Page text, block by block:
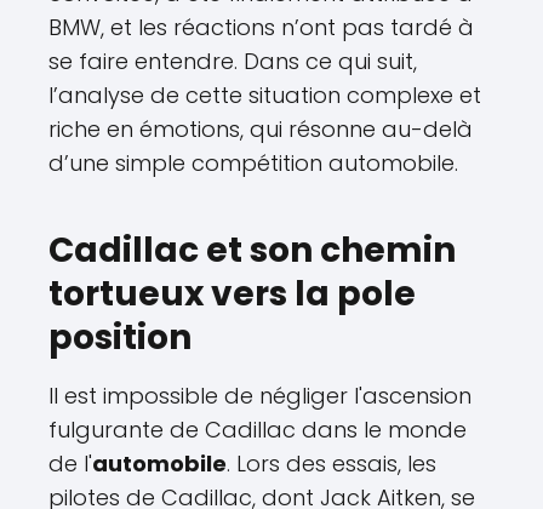
BMW, et les réactions n’ont pas tardé à
se faire entendre. Dans ce qui suit,
l’analyse de cette situation complexe et
riche en émotions, qui résonne au-delà
d’une simple compétition automobile.
Cadillac et son chemin
tortueux vers la pole
position
Il est impossible de négliger l'ascension
fulgurante de Cadillac dans le monde
de l'automobile. Lors des essais, les
pilotes de Cadillac, dont Jack Aitken, se